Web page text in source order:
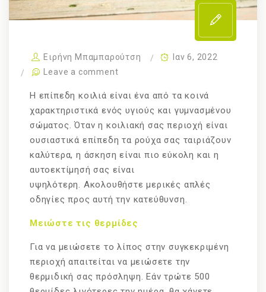
Ειρήνη Μπαμπαρούτση
Ιαν 6, 2022
Leave a comment
Η επίπεδη κοιλιά είναι ένα από τα κοινά
χαρακτηριστικά ενός υγιούς και γυμνασμένου
σώματος. Όταν η κοιλιακή σας περιοχή είναι
ουσιαστικά επίπεδη τα ρούχα σας ταιριάζουν
καλύτερα, η άσκηση είναι πιο εύκολη και η
αυτοεκτίμησή σας είναι
υψηλότερη. Ακολουθήστε μερικές απλές
οδηγίες προς αυτή την κατεύθυνση.
Μειώστε τις θερμίδες
Για να μειώσετε το λίπος στην συγκεκριμένη
περιοχή απαιτείται να μειώσετε την
θερμιδική σας πρόσληψη. Εάν τρώτε 500